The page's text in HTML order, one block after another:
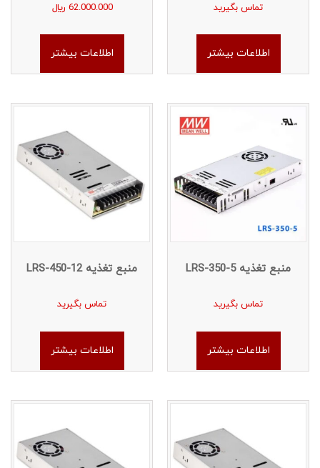
تماس بگیرید
اطلاعات بیشتر
62.000.000 ﷼
اطلاعات بیشتر
منبع تغذیه LRS-350-5
تماس بگیرید
اطلاعات بیشتر
منبع تغذیه LRS-450-12
تماس بگیرید
اطلاعات بیشتر